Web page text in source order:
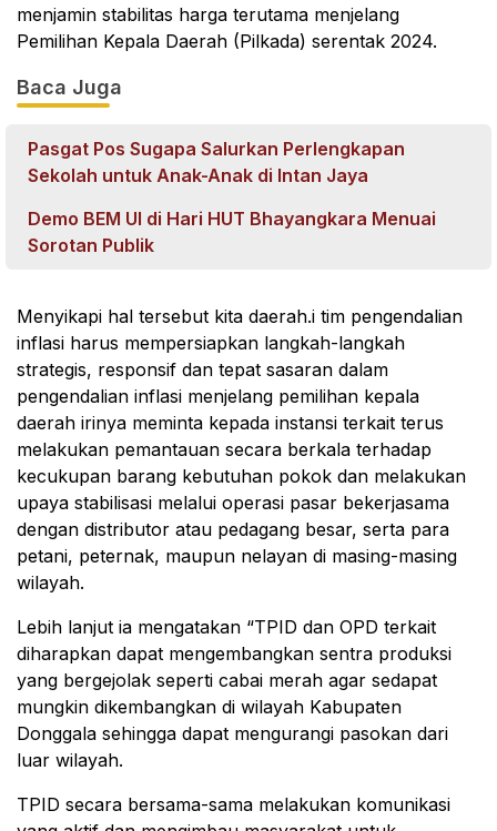
menjamin stabilitas harga terutama menjelang
Pemilihan Kepala Daerah (Pilkada) serentak 2024.
Baca Juga
Pasgat Pos Sugapa Salurkan Perlengkapan
Sekolah untuk Anak-Anak di Intan Jaya
Demo BEM UI di Hari HUT Bhayangkara Menuai
Sorotan Publik
Menyikapi hal tersebut kita daerah.i tim pengendalian
inflasi harus mempersiapkan langkah-langkah
strategis, responsif dan tepat sasaran dalam
pengendalian inflasi menjelang pemilihan kepala
daerah irinya meminta kepada instansi terkait terus
melakukan pemantauan secara berkala terhadap
kecukupan barang kebutuhan pokok dan melakukan
upaya stabilisasi melalui operasi pasar bekerjasama
dengan distributor atau pedagang besar, serta para
petani, peternak, maupun nelayan di masing-masing
wilayah.
Lebih lanjut ia mengatakan “TPID dan OPD terkait
diharapkan dapat mengembangkan sentra produksi
yang bergejolak seperti cabai merah agar sedapat
mungkin dikembangkan di wilayah Kabupaten
Donggala sehingga dapat mengurangi pasokan dari
luar wilayah.
TPID secara bersama-sama melakukan komunikasi